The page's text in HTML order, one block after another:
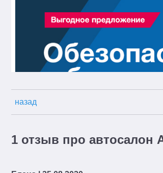
назад
1 отзыв про автосалон